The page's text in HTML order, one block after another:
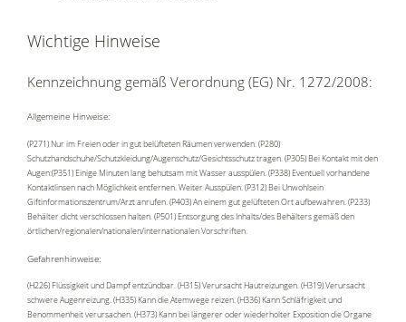
Wichtige Hinweise
Kennzeichnung gemäß Verordnung (EG) Nr. 1272/2008:
Allgemeine Hinweise:
(P271) Nur im Freien oder in gut belüfteten Räumen verwenden. (P280)
Schutzhandschuhe/Schutzkleidung/Augenschutz/Gesichtsschutz tragen. (P305) Bei Kontakt mit den
Augen:(P351) Einige Minuten lang behutsam mit Wasser ausspülen. (P338) Eventuell vorhandene
Kontaktlinsen nach Möglichkeit entfernen. Weiter Ausspülen. (P312) Bei Unwohlsein
Giftinformationszentrum/Arzt anrufen. (P403) An einem gut gelüfteten Ort aufbewahren. (P233)
Behälter dicht verschlossen halten. (P501) Entsorgung des Inhalts/des Behälters gemäß den
örtlichen/regionalen/nationalen/internationalen Vorschriften.
Gefahrenhinweise:
(H226) Flüssigkeit und Dampf entzündbar. (H315) Verursacht Hautreizungen. (H319) Verursacht
schwere Augenreizung. (H335) Kann die Atemwege reizen. (H336) Kann Schläfrigkeit und
Benommenheit verursachen. (H373) Kann bei längerer oder wiederholter Exposition die Organe